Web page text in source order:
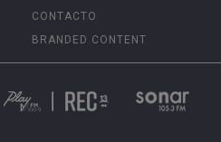
CONTACTO
BRANDED CONTENT